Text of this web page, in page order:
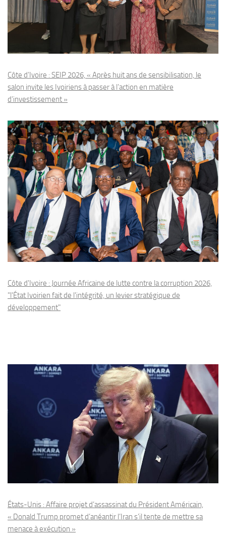
Côte d’Ivoire : SEIP 2026, « Après huit ans de sensibilisation, le
salon invite les Ivoiriens à passer à l’action en matière
d’investissement »
Côte d'Ivoire : Journée Africaine de lutte contre la corruption 2026,
"l'État Ivoirien fait de l'intégrité, un levier stratégique de
développement"
États-Unis : Affaire projet d’assassinat du Président Américain,
« Donald Trump promet d’anéantir l’Iran s’il tente de mettre sa
menace à exécution »